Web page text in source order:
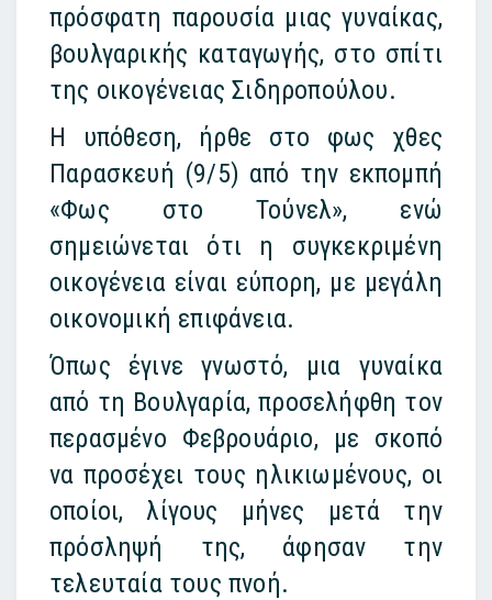
πρόσφατη παρουσία μιας γυναίκας,
βουλγαρικής καταγωγής, στο σπίτι
της οικογένειας Σιδηροπούλου.
Η υπόθεση, ήρθε στο φως χθες
Παρασκευή (9/5) από την εκπομπή
«Φως στο Τούνελ», ενώ
σημειώνεται ότι η συγκεκριμένη
οικογένεια είναι εύπορη, με μεγάλη
οικονομική επιφάνεια.
Όπως έγινε γνωστό, μια γυναίκα
από τη Βουλγαρία, προσελήφθη τον
περασμένο Φεβρουάριο, με σκοπό
να προσέχει τους ηλικιωμένους, οι
οποίοι, λίγους μήνες μετά την
πρόσληψή της, άφησαν την
τελευταία τους πνοή.